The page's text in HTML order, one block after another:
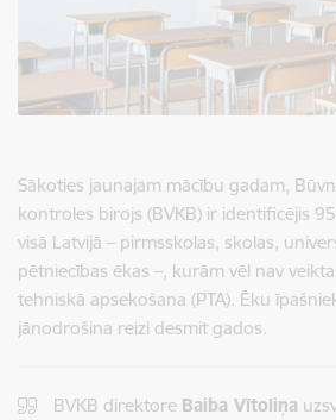
Sākoties jaunajam mācību gadam,
kontroles birojs (BVKB) ir identificējis
visā Latvijā – pirmsskolas, skolas,
pētniecības ēkas –, kurām vēl nav
tehniskā apsekošana (PTA). Ēku
jānodrošina reizi desmit gados.
BVKB direktore Baiba Vītoliņa